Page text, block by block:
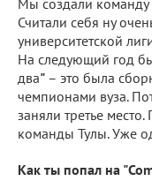
Мы создали
Считали себя ну
университетской
На следующий год
два" – это была
чемпионами вуза.
заняли третье место.
команды Тулы. Уже
Как ты попал на